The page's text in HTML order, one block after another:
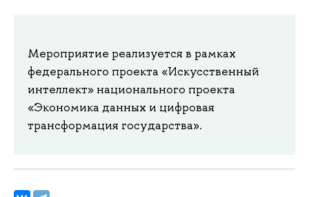
Мероприятие реализуется в рамках
федерального проекта «Искусственный
интеллект» национального проекта
«Экономика данных и цифровая
трансформация государства».